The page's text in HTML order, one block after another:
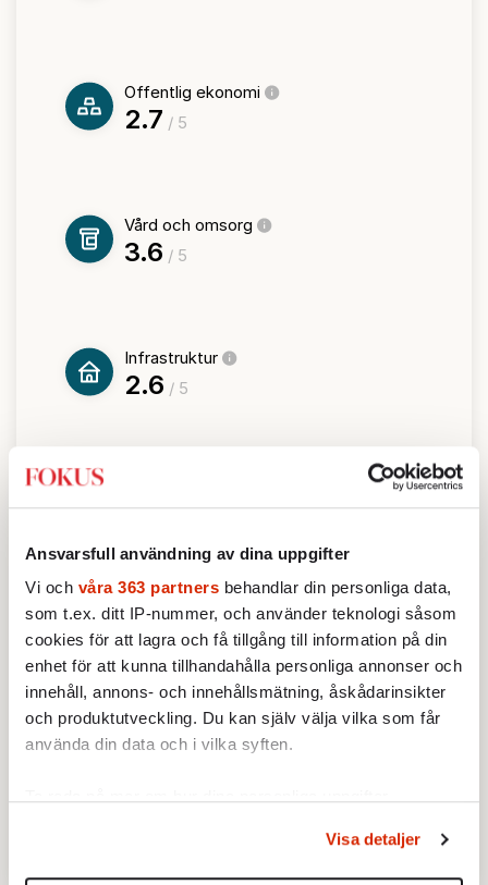
Ansvarsfull användning av dina uppgifter
Vi och våra 363 partners behandlar din personliga data,
som t.ex. ditt IP-nummer, och använder teknologi såsom
cookies för att lagra och få tillgång till information på din
enhet för att kunna tillhandahålla personliga annonser och
innehåll, annons- och innehållsmätning, åskådarinsikter
och produktutveckling. Du kan själv välja vilka som får
använda din data och i vilka syften.
Du kan ändra eller dra tillbaka ditt samtycke när som
helst från cookie-förklaringen.
Visa detaljer
Offentlig ekonomi
2.7 / 5
Vård och omsorg
3.6 / 5
Infrastruktur
2.6 / 5
3.9
Privatekonomi
3.3
För att läsa mer om vad vi mäter och hur kategorierna
viktas,klicka här